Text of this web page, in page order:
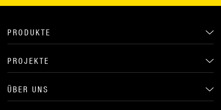
PRODUKTE
PROJEKTE
ÜBER UNS